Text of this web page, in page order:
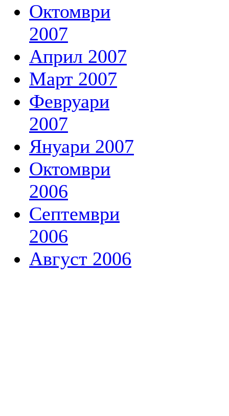
Октомври
2007
Април 2007
Март 2007
Февруари
2007
Януари 2007
Октомври
2006
Септември
2006
Август 2006